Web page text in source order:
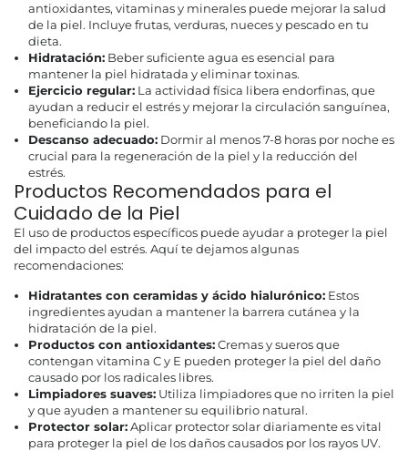
antioxidantes, vitaminas y minerales puede mejorar la salud
de la piel. Incluye frutas, verduras, nueces y pescado en tu
dieta.
Hidratación:Beber suficiente agua es esencial para
mantener la piel hidratada y eliminar toxinas.
Ejercicio regular:La actividad física libera endorfinas, que
ayudan a reducir el estrés y mejorar la circulación sanguínea,
beneficiando la piel.
Descanso adecuado:Dormir al menos 7-8 horas por noche es
crucial para la regeneración de la piel y la reducción del
estrés.
Productos Recomendados para el
Cuidado de la Piel
El uso de productos específicos puede ayudar a proteger la piel
del impacto del estrés. Aquí te dejamos algunas
recomendaciones:
Hidratantes con ceramidas y ácido hialurónico:Estos
ingredientes ayudan a mantener la barrera cutánea y la
hidratación de la piel.
Productos con antioxidantes:Cremas y sueros que
contengan vitamina C y E pueden proteger la piel del daño
causado por los radicales libres.
Limpiadores suaves:Utiliza limpiadores que no irriten la piel
y que ayuden a mantener su equilibrio natural.
Protector solar:Aplicar protector solar diariamente es vital
para proteger la piel de los daños causados por los rayos UV.